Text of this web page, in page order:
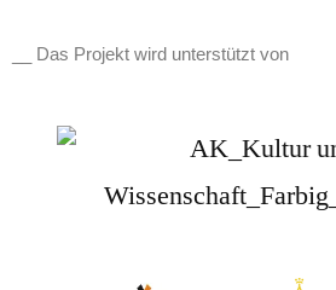
__ Das Projekt wird unterstützt von